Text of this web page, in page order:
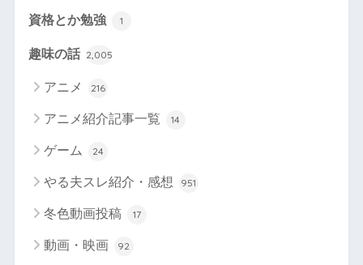
資格とか勉強 1
趣味の話 2,005
アニメ 216
アニメ紹介記事一覧 14
ゲーム 24
やる夫スレ紹介・感想 951
冬色動画投稿 17
動画・映画 92